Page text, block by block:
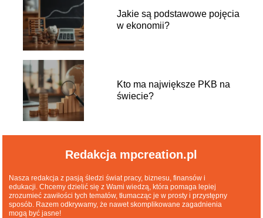
Jakie są podstawowe pojęcia
w ekonomii?
Kto ma największe PKB na
świecie?
Redakcja mpcreation.pl
Nasza redakcja z pasją śledzi świat pracy, biznesu, finansów i
edukacji. Chcemy dzielić się z Wami wiedzą, która pomaga lepiej
zrozumieć zawiłości tych tematów, tłumacząc je w prosty i przystępny
sposób. Razem odkrywamy, że nawet skomplikowane zagadnienia
mogą być jasne!